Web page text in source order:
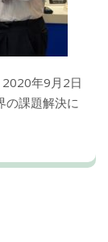
年9月2日
の課題解決に